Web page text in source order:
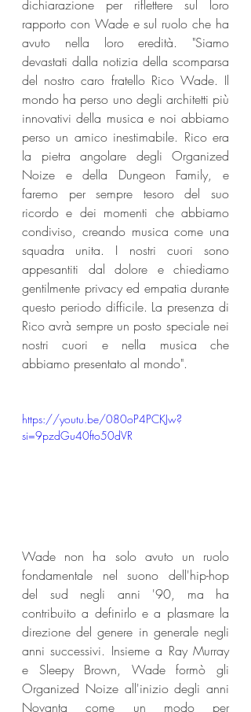
dichiarazione per riflettere sul loro
rapporto con Wade e sul ruolo che ha
avuto nella loro eredità. "Siamo
devastati dalla notizia della scomparsa
del nostro caro fratello Rico Wade. Il
mondo ha perso uno degli architetti più
innovativi della musica e noi abbiamo
perso un amico inestimabile. Rico era
la pietra angolare degli Organized
Noize e della Dungeon Family, e
faremo per sempre tesoro del suo
ricordo e dei momenti che abbiamo
condiviso, creando musica come una
squadra unita. I nostri cuori sono
appesantiti dal dolore e chiediamo
gentilmente privacy ed empatia durante
questo periodo difficile. La presenza di
Rico avrà sempre un posto speciale nei
nostri cuori e nella musica che
abbiamo presentato al mondo".
https://youtu.be/080oP4PCKJw?
si=9pzdGu40fto50dVR
Wade non ha solo avuto un ruolo
fondamentale nel suono dell'hip-hop
del sud negli anni '90, ma ha
contribuito a definirlo e a plasmare la
direzione del genere in generale negli
anni successivi. Insieme a Ray Murray
e Sleepy Brown, Wade formò gli
Organized Noize all'inizio degli anni
Novanta come un modo per